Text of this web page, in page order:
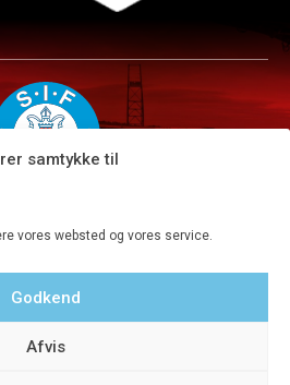
samtykke til
vores websted og vores service.
Godkend
Afvis
4647 · Kontortid man-fre kl. 9-15